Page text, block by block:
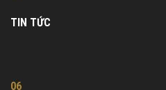
TIN TỨC
06